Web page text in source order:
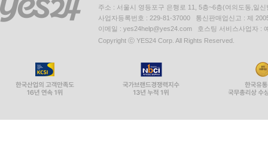
주소 : 서울시 영등포구 은행로 11, 5층~6층(여의도동,일신
사업자등록번호 : 229-81-37000 통신판매업신고 : 제
이메일 : yes24help@yes24.com 호스팅 서비스사업자 :
Copyright ⓒ YES24 Corp. All Rights Reserved.